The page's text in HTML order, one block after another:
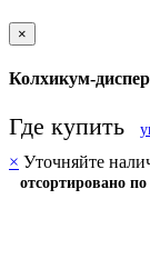
×
Колхикум-
Где купить
× Уточняйте
отсортировано по